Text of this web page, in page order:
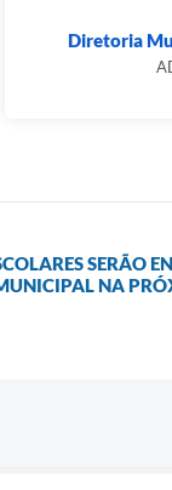
Diretoria
SERÃO
NA